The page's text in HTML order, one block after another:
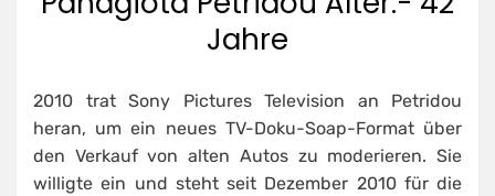
Jahre
2010 trat Sony Pictures Television an Petridou
heran, um ein neues TV-Doku-Soap-Format über
den Verkauf von alten Autos zu moderieren. Sie
willigte ein und steht seit Dezember 2010 für die